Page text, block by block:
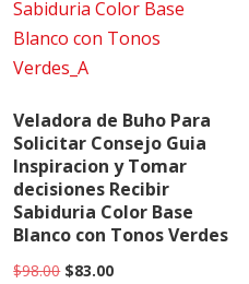
Veladora de Buho Para
Solicitar Consejo Guia
Inspiracion y Tomar
decisiones Recibir
Sabiduria Color Base
Blanco con Tonos Verdes
$98.00 Original
$83.00Current